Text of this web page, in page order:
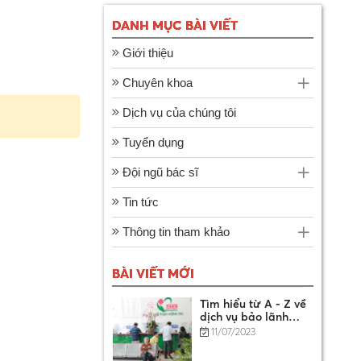
DANH MỤC BÀI VIẾT
Giới thiệu
Chuyên khoa
Dịch vụ của chúng tôi
Tuyển dụng
Đội ngũ bác sĩ
Tin tức
Thông tin tham khảo
BÀI VIẾT MỚI
BỆNH XẾP CẤP CƠ
hiểm xã hội tự
11/07/2023
Tìm hiểu từ A - Z về
dịch vụ bảo lãnh
viện phí
11/07/2023
Khám sức khỏe định
kỳ: Cách chăm sóc
sức khỏe tốt nhất là
11/07/2023